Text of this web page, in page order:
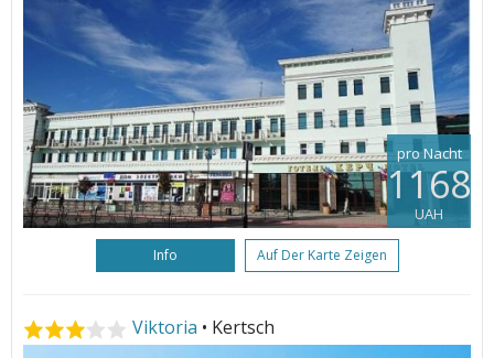
pro Nacht
1168
UAH
Info Auf Der Karte Zeigen
Viktoria • Kertsch